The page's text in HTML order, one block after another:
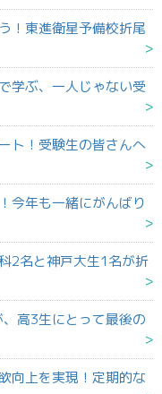
！東進衛星予備校折尾
学ぶ、一人じゃない受
ト！受験生の皆さんへ
今年も一緒にがんばり
2名と神戸大生1名が折
高3生にとって最後の
向上を実現！定期的な